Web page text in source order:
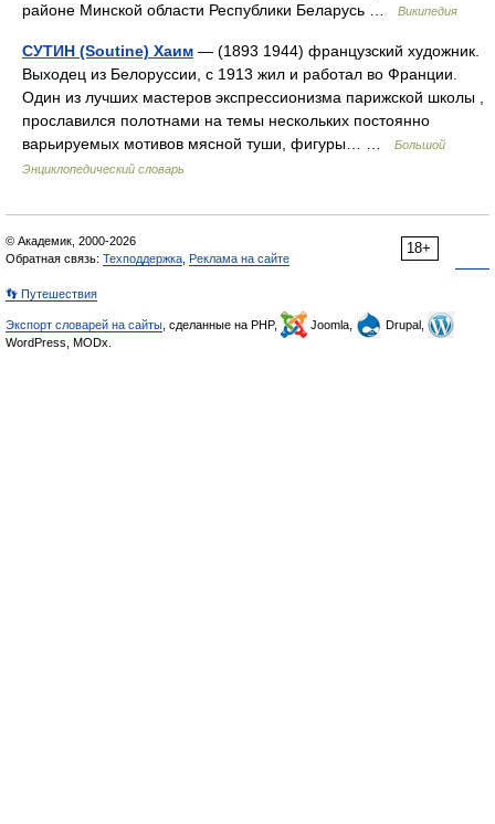
районе Минской области Республики Беларусь …
Википедия
СУТИН (Soutine) Хаим — (1893 1944) французский художник.
Выходец из Белоруссии, с 1913 жил и работал во Франции.
Один из лучших мастеров экспрессионизма парижской школы ,
прославился полотнами на темы нескольких постоянно
варьируемых мотивов мясной туши, фигуры… …
Большой
Энциклопедический словарь
18+
© Академик, 2000-2026
Обратная связь: Техподдержка Реклама на сайте
👣 Путешествия
Экспорт словарей на сайты , сделанные на PHP, Joomla,
Drupal,
WordPress, MODx.